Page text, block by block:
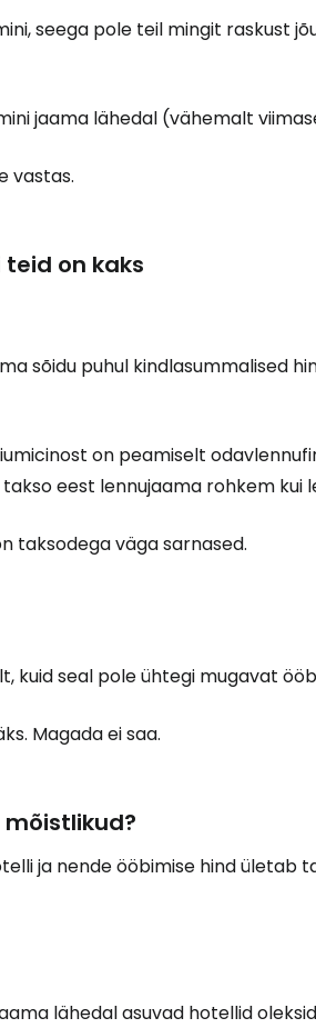
seega pole teil mingit raskust
jaama lähedal (vähemalt
vastas.
teid on kaks
sõidu puhul kindlasummalised
on peamiselt
eest lennujaama rohkem kui
taksodega väga sarnased.
kuid seal pole ühtegi mugavat
Magada ei saa.
ja nende ööbimise hind ületab
lähedal asuvad hotellid